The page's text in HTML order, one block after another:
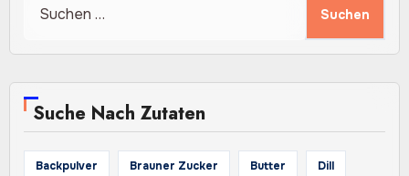
Suche Nach Zutaten
Backpulver Brauner Zucker Butter Dill